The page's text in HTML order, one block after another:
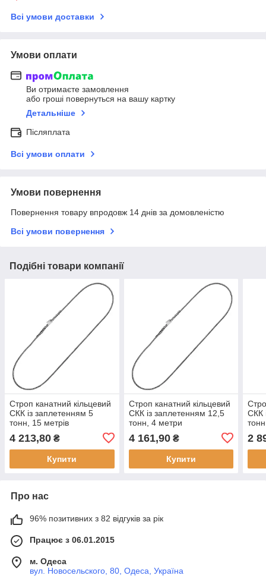
Всі умови доставки
Умови оплати
Ви отримаєте замовлення
або гроші повернуться на вашу картку
Детальніше
Післяплата
Всі умови оплати
Умови повернення
Повернення товару впродовж 14 днів за домовленістю
Всі умови повернення
Подібні товари компанії
Строп канатний кільцевий
СКК із заплетенням 5
тонн, 15 метрів
4 213,80 ₴
Купити
Строп канатний кільцевий
СКК із заплетенням 12,5
тонн, 4 метри
4 161,90₴
Купити
СКК
2
Про нас
96% позитивних з 82 відгуків за рік
Працює з 06.01.2015
м. Одеса
вул. Новосельского, 80, Одеса, Україна